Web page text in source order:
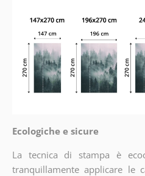
Ecologiche e sicure
La tecnica di stampa è
tranquillamente applicare le